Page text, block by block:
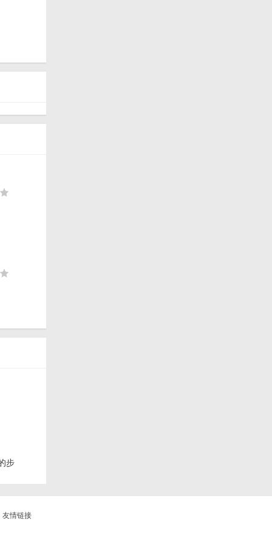
步
友情链接